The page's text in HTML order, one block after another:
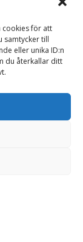
cookies för att
samtycker till
eller unika ID:n
du återkallar ditt
Valpar – 2
fält